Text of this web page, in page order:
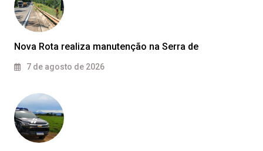
Nova Rota realiza manutenção na Serra de
7 de agosto de 2026